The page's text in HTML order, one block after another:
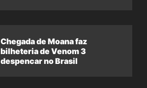
Chegada de Moana faz
bilheteria de Venom 3
despencar no Brasil